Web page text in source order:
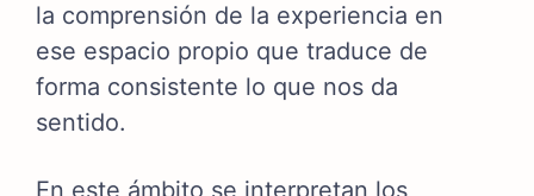
la comprensión de la experiencia en
ese espacio propio que traduce de
forma consistente lo que nos da
sentido.